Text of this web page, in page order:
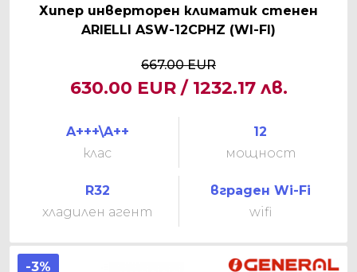
Хипер инверторен климатик стенен
ARIELLI ASW-12CPHZ (WI-FI)
667.00 EUR
630.00 EUR / 1232.17 лв.
A+++\A++
клас
12
мощност
R32
хладилен агент
вграден Wi-Fi
wifi
-3%